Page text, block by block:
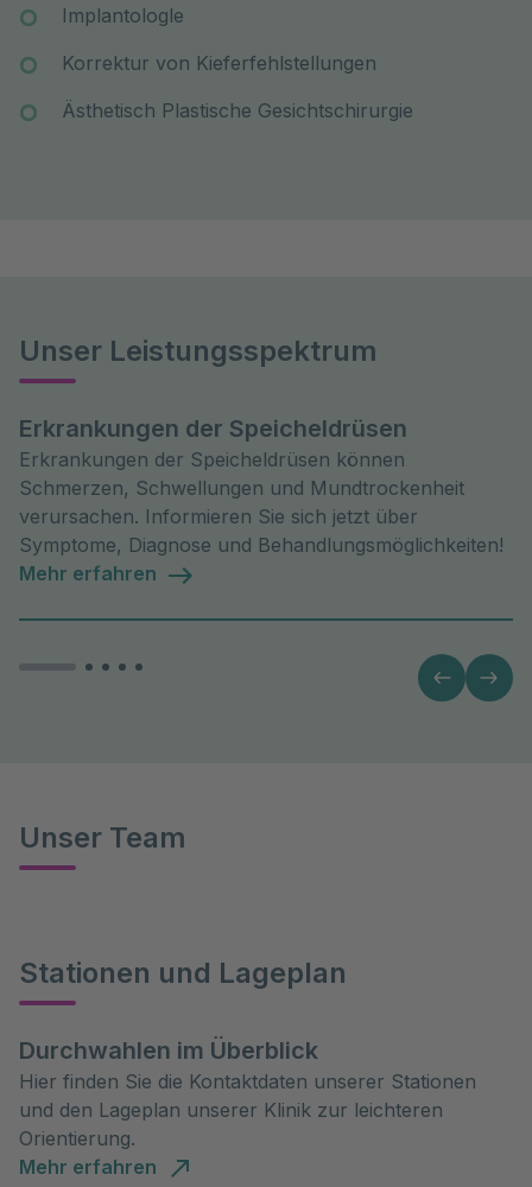
Implantologle
Korrektur von Kieferfehlstellungen
Ästhetisch Plastische Gesichtschirurgie
Unser Leistungsspektrum
Erkrankungen der Speicheldrüsen
Erkrankungen der Speicheldrüsen können
Schmerzen, Schwellungen und Mundtrockenheit
verursachen. Informieren Sie sich jetzt über
Symptome, Diagnose und Behandlungsmöglichkeiten!
Mehr erfahren
Unser Team
Stationen und Lageplan
Durchwahlen im Überblick
Hier finden Sie die Kontaktdaten unserer Stationen
und den Lageplan unserer Klinik zur leichteren
Orientierung.
Mehr erfahren